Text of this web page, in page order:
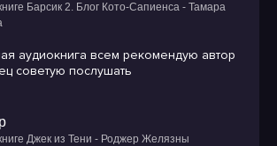
Барсик 2. Блог Кото-Сапиенса - Тамара
аудиокнига всем рекомендую автор
советую послушать
Джек из Тени - Роджер Желязны